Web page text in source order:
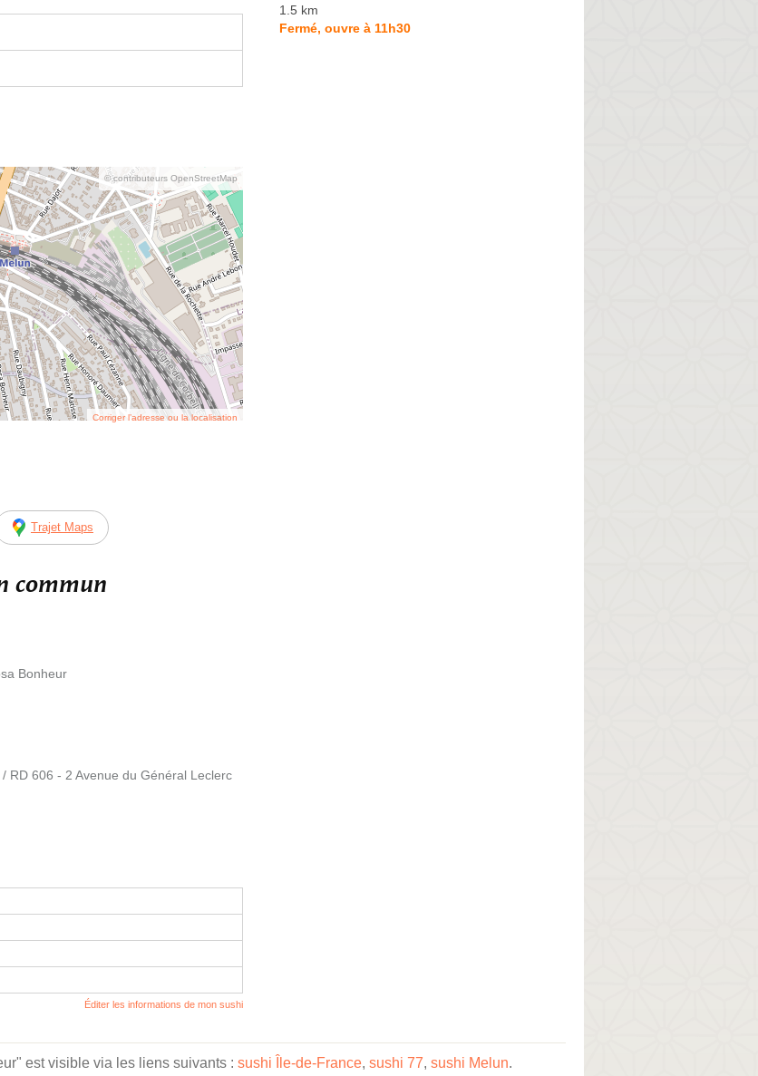
© contributeurs OpenStreetMap
Corriger l’adresse ou la localisation
Trajet Maps
commun
Bonheur
RD 606 - 2 Avenue du Général Leclerc
Éditer les informations de mon sushi
1.5 km
Fermé, ouvre à 11h30
est visible via les liens suivants : sushi Île-de-France, sushi 77, sushi Melun.